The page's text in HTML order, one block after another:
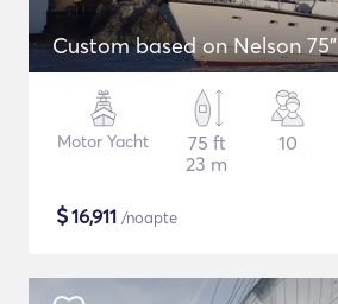
Custom based on Nelson 75"
Motor Yacht
75 ft
23 m
10
$16,911 /noapte